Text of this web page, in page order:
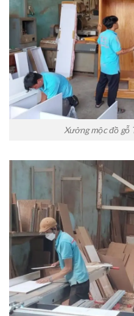
Xưởng mộc đồ gỗ